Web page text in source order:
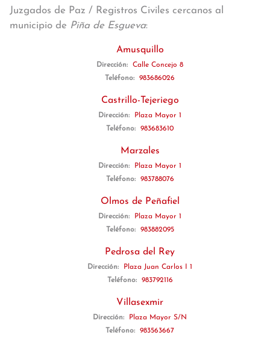
Juzgados de Paz / Registros Civiles cercanos al
municipio de Piña de Esgueva:
Amusquillo
Dirección:
Calle Concejo 8
Teléfono:
983686026
Castrillo-Tejeriego
Dirección:
Plaza Mayor 1
Teléfono:
983683610
Marzales
Dirección:
Plaza Mayor 1
Teléfono:
983788076
Olmos de Peñafiel
Dirección:
Plaza Mayor 1
Teléfono:
983882095
Pedrosa del Rey
Dirección:
Plaza Juan Carlos I 1
Teléfono:
983792116
Villasexmir
Dirección:
Plaza Mayor S/N
Teléfono:
983563667